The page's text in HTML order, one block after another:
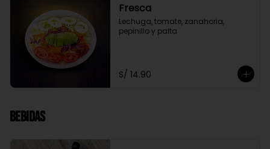
Fresca
Lechuga, tomate, zanahoria,
pepinillo y palta
S/ 14.90
Bebidas